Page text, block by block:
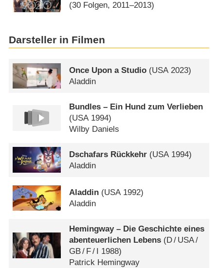
(30 Folgen, 2011–2013)
Darsteller in Filmen
Once Upon a Studio (USA2023)
Aladdin
Bundles – Ein Hund zum Verlieben
(USA1994)
Wilby Daniels
Dschafars Rückkehr (USA 1994)
Aladdin
Aladdin (USA1992)
Aladdin
Hemingway – Die Geschichte eines
abenteuerlichen Lebens (D/ USA/
GB/ F/ I 1988)
Patrick Hemingway